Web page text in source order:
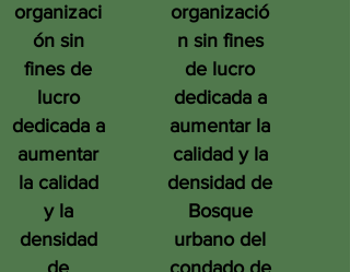
organizaci
ón sin
fines de
lucro
dedicada a
aumentar
la calidad
y la
densidad
de
organizació
n sin fines
de lucro
dedicada a
aumentar la
calidad y la
densidad de
Bosque
urbano del
condado de